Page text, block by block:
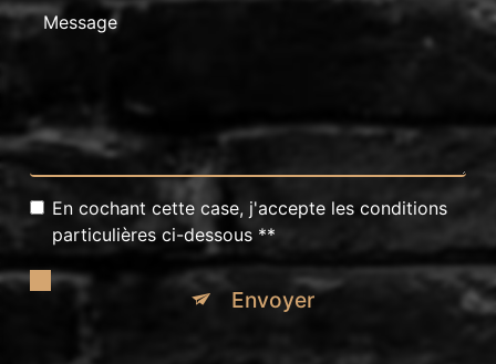
En cochant cette case, j'accepte les conditions
particulières ci-dessous **
Envoyer